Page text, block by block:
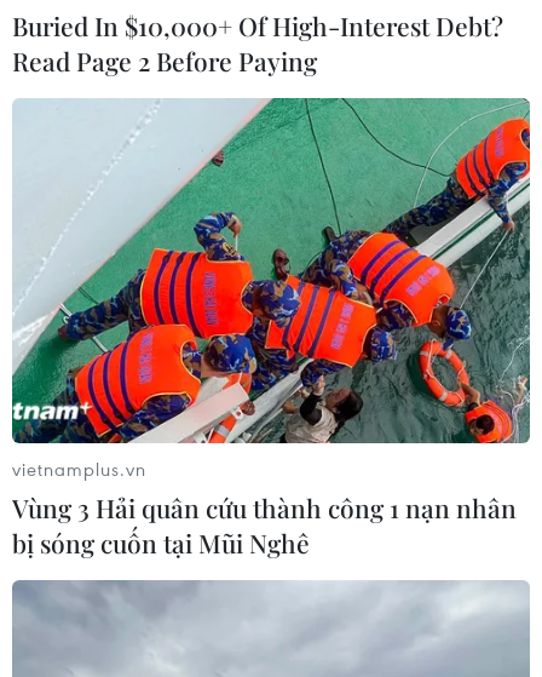
Một mùa Hè dự báo nhiều biến động trên
thị trường "vàng đen"
13/06/2021 07:37
Thị trường dầu thế giới sẽ trải qua một mùa Hè nhiều
biến động, giữa bối cảnh nhu cầu tăng cao trở lại có
thể đẩy giá dầu thô vọt lên ngưỡng 80 USD/thùng.
Buried In $10,000+ Of High-Interest Debt?
Read Page 2 Before Paying
vietnamplus.vn
Vùng 3 Hải quân cứu thành công 1 nạn nhân
bị sóng cuốn tại Mũi Nghê